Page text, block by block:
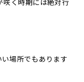
咲く時期には絶対行
場所でもあります